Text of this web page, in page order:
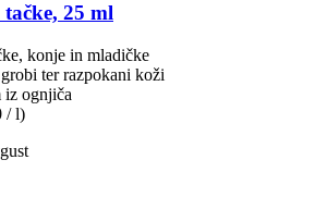
tačke, 25 ml
konje in mladičke
ter razpokani koži
iz ognjiča
/ l)